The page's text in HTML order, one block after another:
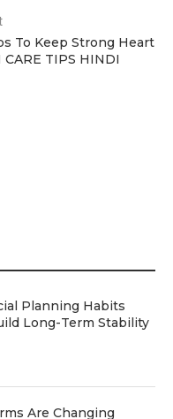
To Keep Strong Heart
TIPS HINDI
Planning Habits
Long-Term Stability
Are Changing